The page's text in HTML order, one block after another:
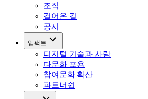
조직
걸어온 길
공시
임팩트
디지털 기술과 사람
다문화 포용
참여문화 확산
파트너쉽